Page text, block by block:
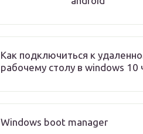
Как подключиться к
рабочему столу в windows 10
Windows boot manager